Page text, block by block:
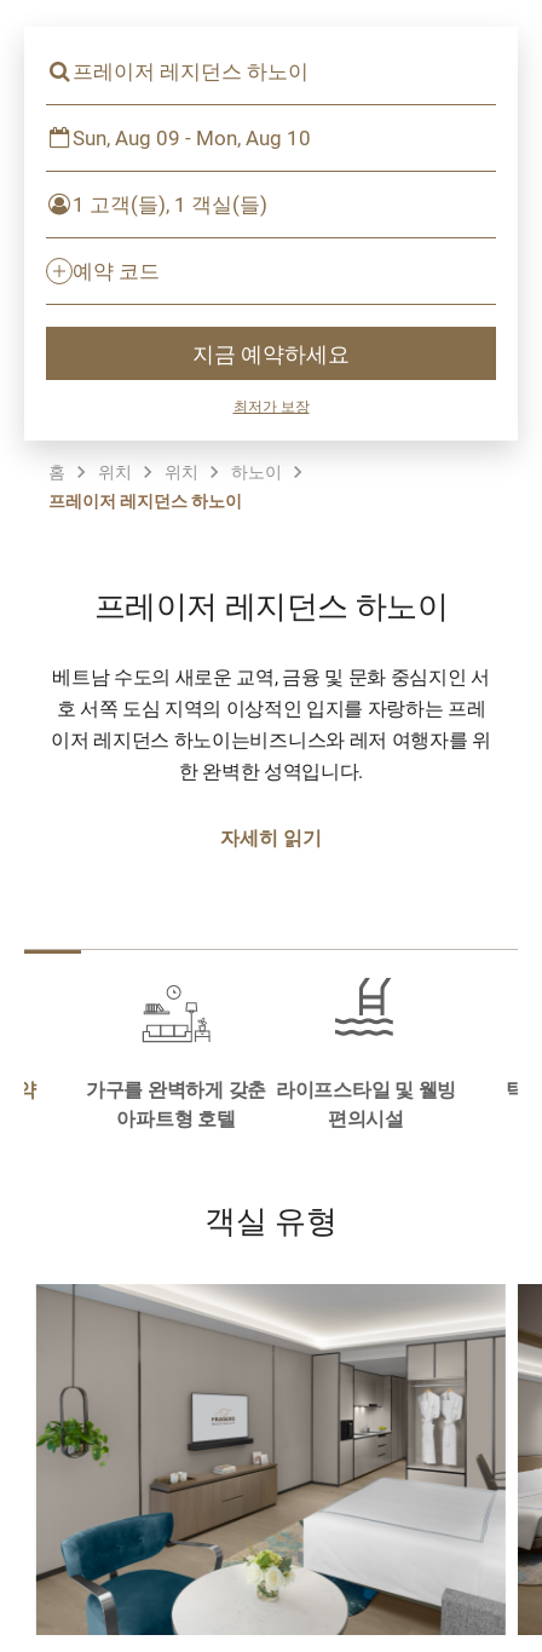
프레이저 레지던스 하노이
Sun, Aug 09 - Mon, Aug 10
1 고객(들), 1 객실(들)
예약 코드
지금 예약하세요
최저가 보장
홈 위치 위치
하노이
프레이저 레지던스 하노이
프레이저 레지던스 하노이
베트남 수도의 새로운 교역, 금융 및 문화 중심지인 서
호 서쪽 도심 지역의 이상적인 입지를 자랑하는 프레
이저 레지던스 하노이는비즈니스와 레저 여행자를 위
한 완벽한 성역입니다.
자세히 읽기
약
가구를 완벽하게 갖춘
아파트형 호텔
라이프스타일 및 웰빙
편의시설
탁
객실 유형